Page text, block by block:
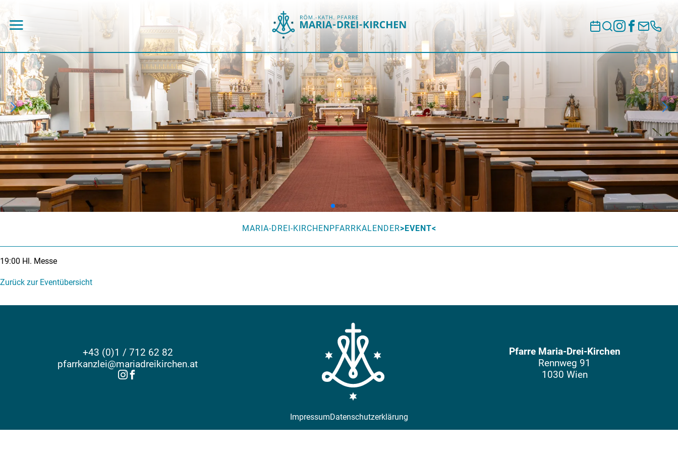
MARIA-DREI-KIRCHENPFARRKALENDER EVENT
19:00 Hl. Messe
Zurück zur Eventübersicht
+43 (0)1 / 712 62 82
pfarrkanzlei@mariadreikirchen.at
Pfarre Maria-Drei-Kirchen
Rennweg 91
1030 Wien
ImpressumDatenschutzerklärung